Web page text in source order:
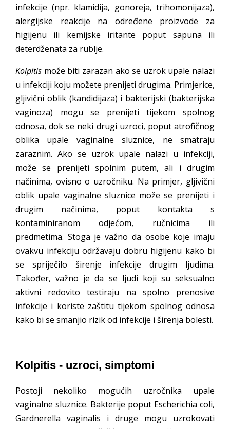
infekcije (npr. klamidija, gonoreja, trihomonijaza),
alergijske reakcije na određene proizvode za
higijenu ili kemijske iritante poput sapuna ili
deterdženata za rublje.
Kolpitis može biti zarazan ako se uzrok upale nalazi
u infekciji koju možete prenijeti drugima. Primjerice,
gljivični oblik (kandidijaza) i bakterijski (bakterijska
vaginoza) mogu se prenijeti tijekom spolnog
odnosa, dok se neki drugi uzroci, poput atrofičnog
oblika upale vaginalne sluznice, ne smatraju
zaraznim. Ako se uzrok upale nalazi u infekciji,
može se prenijeti spolnim putem, ali i drugim
načinima, ovisno o uzročniku. Na primjer, gljivični
oblik upale vaginalne sluznice može se prenijeti i
drugim načinima, poput kontakta s
kontaminiranom odjećom, ručnicima ili
predmetima. Stoga je važno da osobe koje imaju
ovakvu infekciju održavaju dobru higijenu kako bi
se spriječilo širenje infekcije drugim ljudima.
Također, važno je da se ljudi koji su seksualno
aktivni redovito testiraju na spolno prenosive
infekcije i koriste zaštitu tijekom spolnog odnosa
kako bi se smanjio rizik od infekcije i širenja bolesti.
Kolpitis - uzroci, simptomi
Postoji nekoliko mogućih uzročnika upale
vaginalne sluznice. Bakterije poput Escherichia coli,
Gardnerella vaginalis i druge mogu uzrokovati